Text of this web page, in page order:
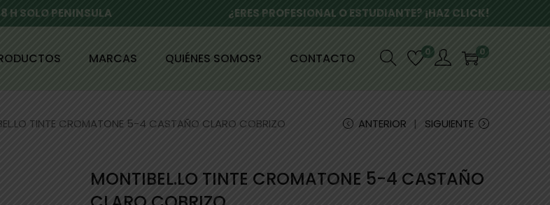
H SOLO PENINSULA ¿ERES PROFESIONAL O ESTUDIANTE? ¡HAZ CLICK!
MARCAS QUIÉNES SOMOS? CONTACTO 0 0
TINTE CROMATONE 5-4 CASTAÑO CLARO COBRIZO ANTERIOR SIGUIENTE
MONTIBEL.LO TINTE CROMATONE 5-4 CASTAÑO